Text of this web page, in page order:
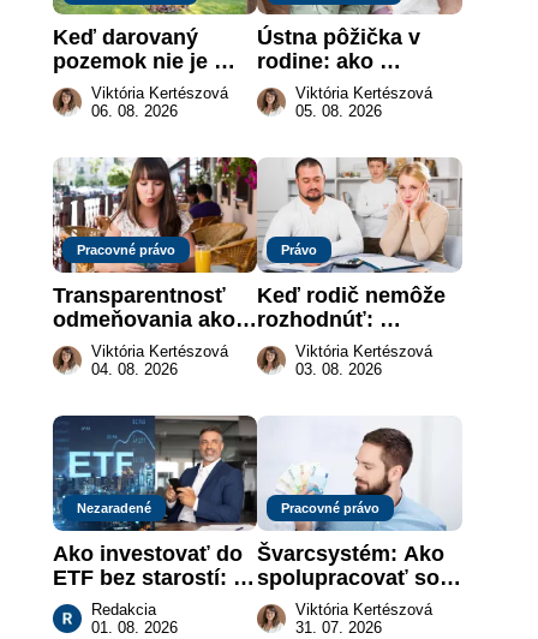
Keď darovaný
pozemok nie je
„hotová vec“: kedy
môže darca žiadať
Viktória Kertészová
06. 08. 2026
Ústna pôžička v
rodine: ako
vymôcť peniaze,
keď na papieri nie
Viktória Kertészová
05. 08. 2026
Pracovné právo
Transparentnosť
odmeňovania ako
právna povinnosť:
revolúcia na
práce
Viktória Kertészová
04. 08. 2026
Právo
Keď rodič nemôže
rozhodnúť:
nahradenie prejavu
vôle súdom v
Viktória Kertészová
03. 08. 2026
Nezaradené
Ako investovať do
ETF bez starostí:
Investičné plány,
ktoré urobia prácu
Redakcia
01. 08. 2026
Pracovné právo
Švarcsystém: Ako
spolupracovať so
živnostníkom
legálne a bez
Viktória Kertészová
31. 07. 2026